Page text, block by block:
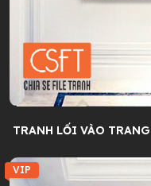
TRANH LỐI VÀO
VIP